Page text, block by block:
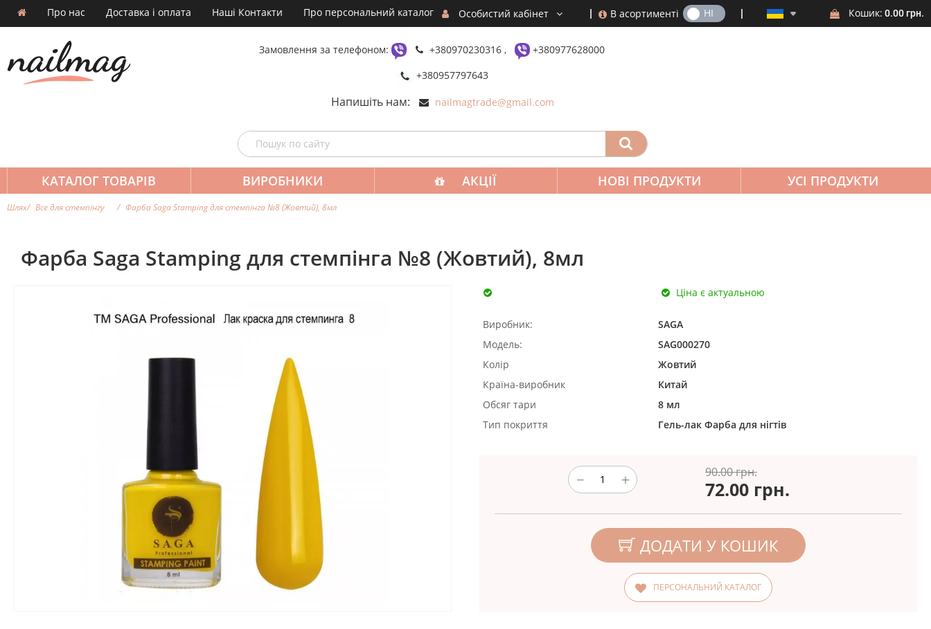
Про нас Доставка і оплата Наші Контакти Про персональний каталог Кошик: 0.00 грн.
В асортименті
ТАК НІ
Особистий кабінет
Замовлення за телефоном: +380970230316 ,
+380977628000
+380957797643
Напишіть нам: nailmagtrade@gmail.com
КАТАЛОГ ТОВАРІВ ВИРОБНИКИ АКЦІЇ НОВІ ПРОДУКТИ УСІ ПРОДУКТИ
Шлях Все для стемпінгу Фарба Saga Stamping для стемпінга №8 (Жовтий), 8мл
Фарба Saga Stamping для стемпінга №8 (Жовтий), 8мл
Ціна є актуальною
Виробник:
SAGA
Модель:
SAG000270
Колір
Жовтий
Країна-виробник
Китай
Обсяг тари
8 мл
Тип покриття
Гель-лак Фарба для нігтів
90.00 грн.
72.00 грн.
ДОДАТИ У КОШИК
ПЕРСОНАЛЬНИЙ КАТАЛОГ